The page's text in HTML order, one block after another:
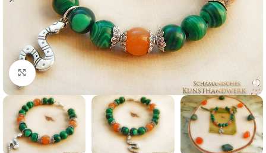
Click to enlarge